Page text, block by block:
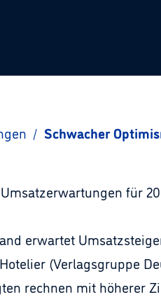
/ Schwacher
für
erwartet
(Verlagsgruppe
rechnen mit höherer